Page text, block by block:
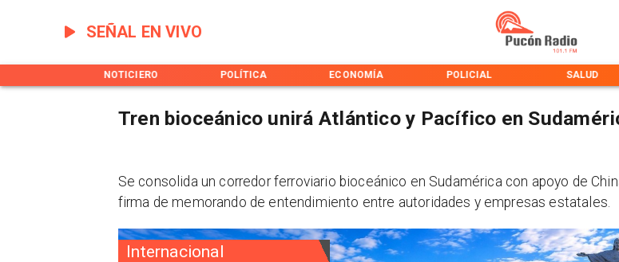
SEÑAL EN VIVO
NOTICIERO POLÍTICA ECONOMÍA POLICIAL SALUD
Internacional
Tren bioceánico unirá Atlántico y Pacífico en
Se consolida un corredor ferroviario bioceánico en Sudamérica con apoyo de
firma de memorando de entendimiento entre autoridades y empresas estatales.